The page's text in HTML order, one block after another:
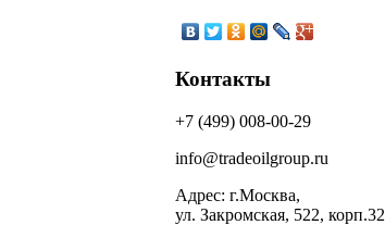
Контакты
+7 (499) 008-00-29
info@tradeoilgroup.ru
Адрес: г.Москва,
ул. Закромская, 522, корп.32